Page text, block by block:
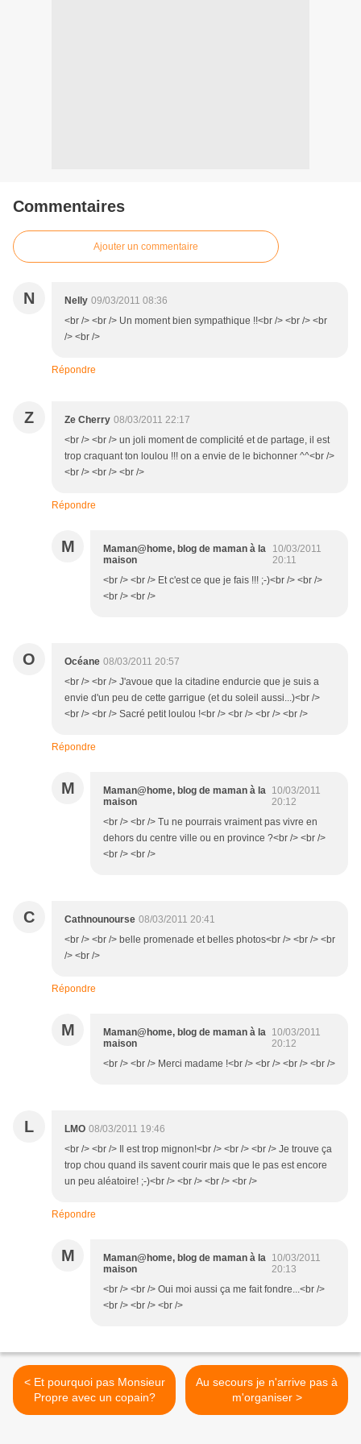
Commentaires
Ajouter un commentaire
N Nelly 09/03/2011 08:36
<br /> <br /> Un moment bien sympathique !!<br /> <br /> <br
/> <br />
Répondre
Z Ze Cherry 08/03/2011 22:17
<br /> <br /> un joli moment de complicité et de partage, il est
trop craquant ton loulou !!! on a envie de le bichonner ^^<br />
<br /> <br /> <br />
Répondre
M
Maman@home, blog de maman à la
maison
10/03/2011
20:11
<br /> <br /> Et c'est ce que je fais !!! ;-)<br /> <br />
<br /> <br />
O Océane 08/03/2011 20:57
<br /> <br /> J'avoue que la citadine endurcie que je suis a
envie d'un peu de cette garrigue (et du soleil aussi...)<br />
<br /> <br /> Sacré petit loulou !<br /> <br /> <br /> <br />
Répondre
M
Maman@home, blog de maman à la
maison
10/03/2011
20:12
<br /> <br /> Tu ne pourrais vraiment pas vivre en
dehors du centre ville ou en province ?<br /> <br />
<br /> <br />
C Cathnounourse 08/03/2011 20:41
<br /> <br /> belle promenade et belles photos<br /> <br /> <br
/> <br />
Répondre
M
Maman@home, blog de maman à la
maison
10/03/2011
20:12
<br /> <br /> Merci madame !<br /> <br /> <br /> <br />
L LMO 08/03/2011 19:46
<br /> <br /> Il est trop mignon!<br /> <br /> <br /> Je trouve ça
trop chou quand ils savent courir mais que le pas est encore
un peu aléatoire! ;-)<br /> <br /> <br /> <br />
Répondre
M
Maman@home, blog de maman à la
maison
10/03/2011
20:13
<br /> <br /> Oui moi aussi ça me fait fondre...<br />
<br /> <br /> <br />
< Et pourquoi pas Monsieur
Propre avec un copain?
Au secours je n'arrive pas à
m'organiser >